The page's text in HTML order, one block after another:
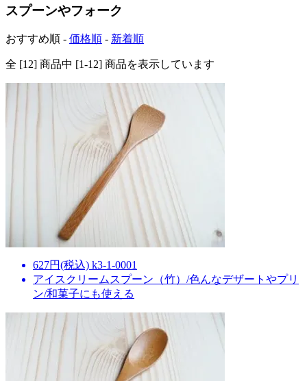
スプーンやフォーク
おすすめ順 - 価格順 - 新着順
全 [12] 商品中 [1-12] 商品を表示しています
627円(税込) k3-1-0001
アイスクリームスプーン（竹）/色んなデザートやプリ
ン/和菓子にも使える